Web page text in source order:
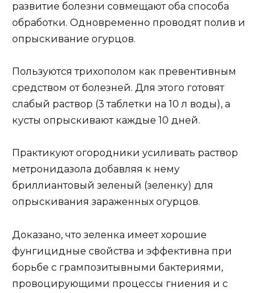
развитие болезни совмещают оба способа
обработки. Одновременно проводят полив и
опрыскивание огурцов.
Пользуются трихополом как превентивным
средством от болезней. Для этого готовят
слабый раствор (3 таблетки на 10 л воды), а
кусты опрыскивают каждые 10 дней.
Практикуют огородники усиливать раствор
метронидазола добавляя к нему
бриллиантовый зеленый (зеленку) для
опрыскивания зараженных огурцов.
Доказано, что зеленка имеет хорошие
фунгицидные свойства и эффективна при
борьбе с грампозитывными бактериями,
провоцирующими процессы гниения и с